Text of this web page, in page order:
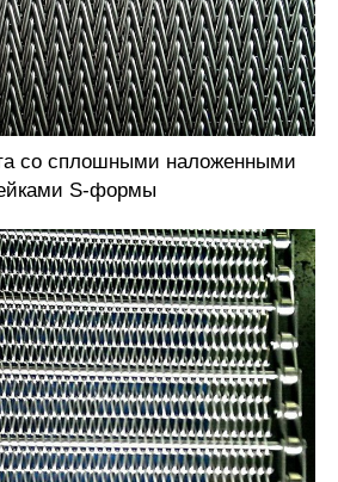
со сплошными наложенными
S-формы